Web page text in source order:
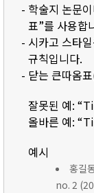
- 학술지 논문
표”를 사용합
- 시카고 스타
규칙입니다.
- 닫는 큰따옴
잘못된 예:
올바른 예:
예시
홍길
no. 2